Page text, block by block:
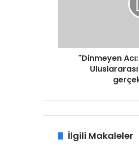
"Dinmeyen Acı:
İlgili Makaleler